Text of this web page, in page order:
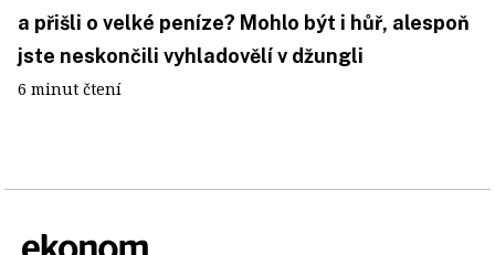
a přišli o velké peníze? Mohlo být i hůř, alespoň
jste neskončili vyhladovělí v džungli
6 minut čtení